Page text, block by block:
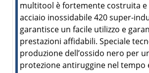
multitool è fortemente costruita e
acciaio inossidabile 420 super-
garantisce un facile utilizzo e
prestazioni affidabili. Speciale
produzione dell’ossido nero per
protezione antiruggine nel tempo